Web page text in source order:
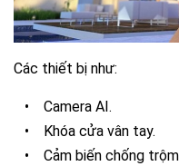
Các thiết bị như:
• Camera AI.
• Khóa cửa vân tay.
• Cảm biến chống